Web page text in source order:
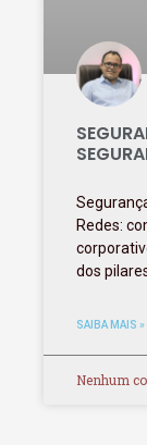
Redes:
dos
SAIBA MAIS »
Nenhum